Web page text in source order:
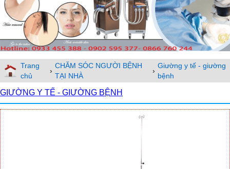
Trang
chủ
›
CHĂM SÓC NGƯỜI BỆNH
TẠI NHÀ
›
Giường y tế - giường
bệnh
GIƯỜNG Y TẾ - GIƯỜNG BỆNH